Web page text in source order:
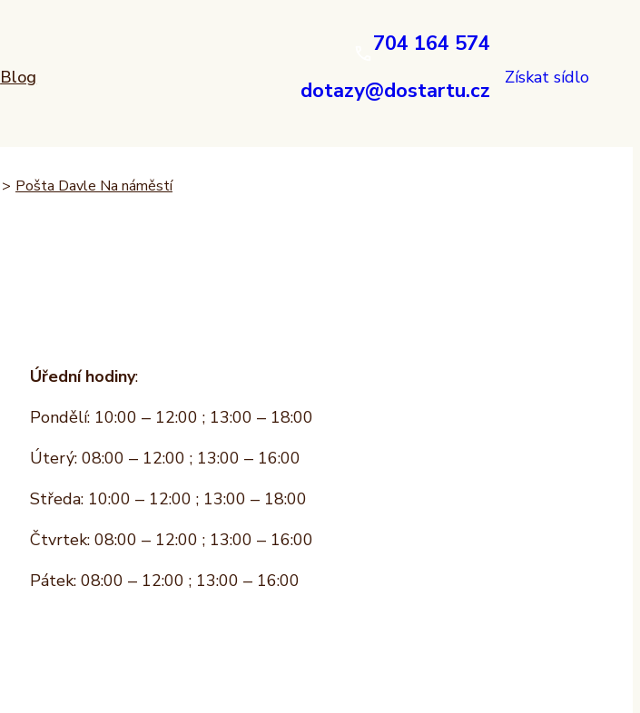
Blog
704 164 574
dotazy@dostartu.cz
Získat sídlo
> Pošta Davle Na náměstí
Úřední hodiny:
Pondělí: 10:00 – 12:00 ; 13:00 – 18:00
Úterý: 08:00 – 12:00 ; 13:00 – 16:00
Středa: 10:00 – 12:00 ; 13:00 – 18:00
Čtvrtek: 08:00 – 12:00 ; 13:00 – 16:00
Pátek: 08:00 – 12:00 ; 13:00 – 16:00